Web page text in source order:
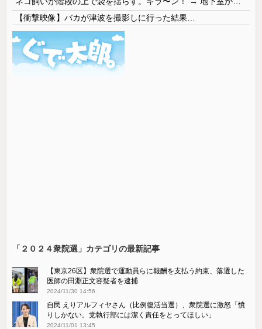
【衝撃映像】バカが津波を撮影しに行った結果…
「２０２４衆院選」カテゴリの最新記事
【東京26区】衆院選で運動員らに報酬を支払う約束、落選した
医師の田淵正文容疑者を逮捕
2024/11/30 14:56
自民 えりアルフィヤさん（比例復活当選）、衆院選に激怒「憤
りしかない。党執行部には潔く責任をとってほしい」
2024/11/01 13:45